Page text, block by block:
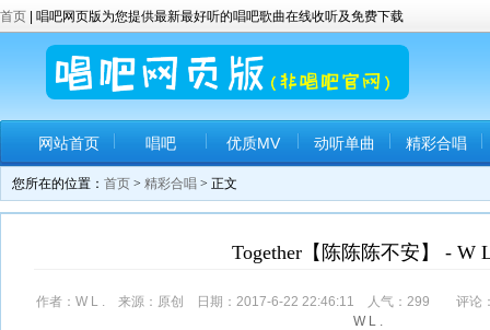
首页 | 唱吧网页版为您提供最新最好听的唱吧歌曲在线收听及免费下载
网站首页 唱吧 优质MV 动听单曲 精彩合唱
您所在的位置： 首页 > 精彩合唱 > 正文
Together【陈陈陈不安】 - W
作者：W L . 来源：原创 日期：2017-6-22 22:46:11 人气： 299 评论
W L .